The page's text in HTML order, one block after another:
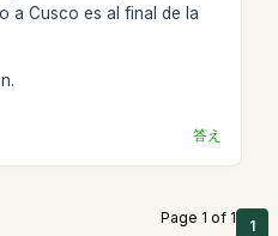
a Cusco es al final de la
答え
Page 1 of 1 1